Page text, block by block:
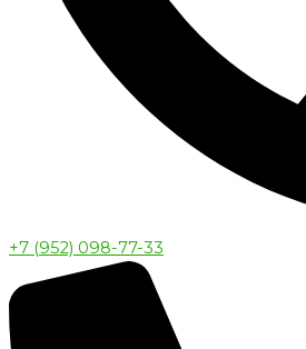
+7 (952) 098-77-33